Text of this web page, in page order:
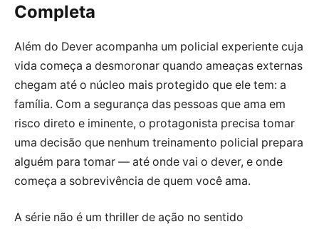
Completa
Além do Dever acompanha um policial experiente cuja
vida começa a desmoronar quando ameaças externas
chegam até o núcleo mais protegido que ele tem: a
família. Com a segurança das pessoas que ama em
risco direto e iminente, o protagonista precisa tomar
uma decisão que nenhum treinamento policial prepara
alguém para tomar — até onde vai o dever, e onde
começa a sobrevivência de quem você ama.
A série não é um thriller de ação no sentido